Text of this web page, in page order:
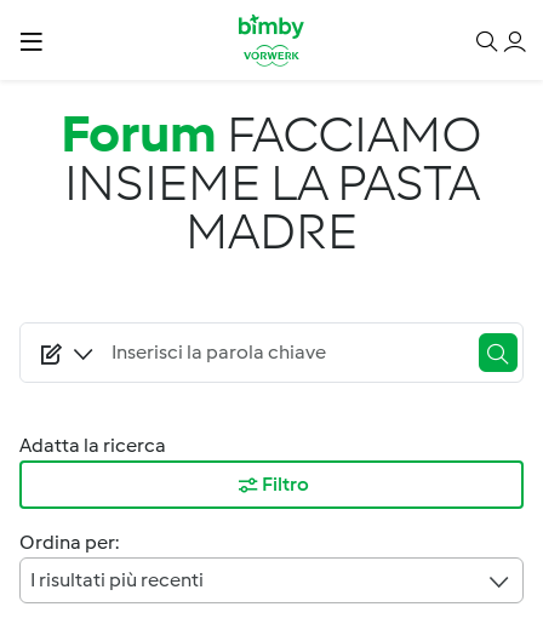
Salta al contenuto principale
Forum FACCIAMO
INSIEME LA PASTA
MADRE
Adatta la ricerca
Filtro
Ordina per:
I risultati più recenti